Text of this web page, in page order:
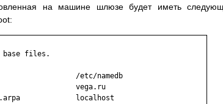
на машине шлюзе будет иметь
base files.
/etc/namedb
vega.ru
localhost